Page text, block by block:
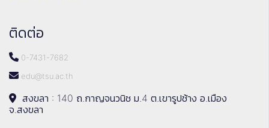
ติดต่อ
0-7431-7682
edu@tsu.ac.th
สงขลา : 140 ถ.กาญจนวนิช ม.4 ต.เขารูปช้าง อ.เมือง
จ.สงขลา